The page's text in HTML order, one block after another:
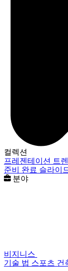
컬렉션
프레젠테이션 트
준비 완료 슬라이
분야
비지니스
기술 법 스포츠 건